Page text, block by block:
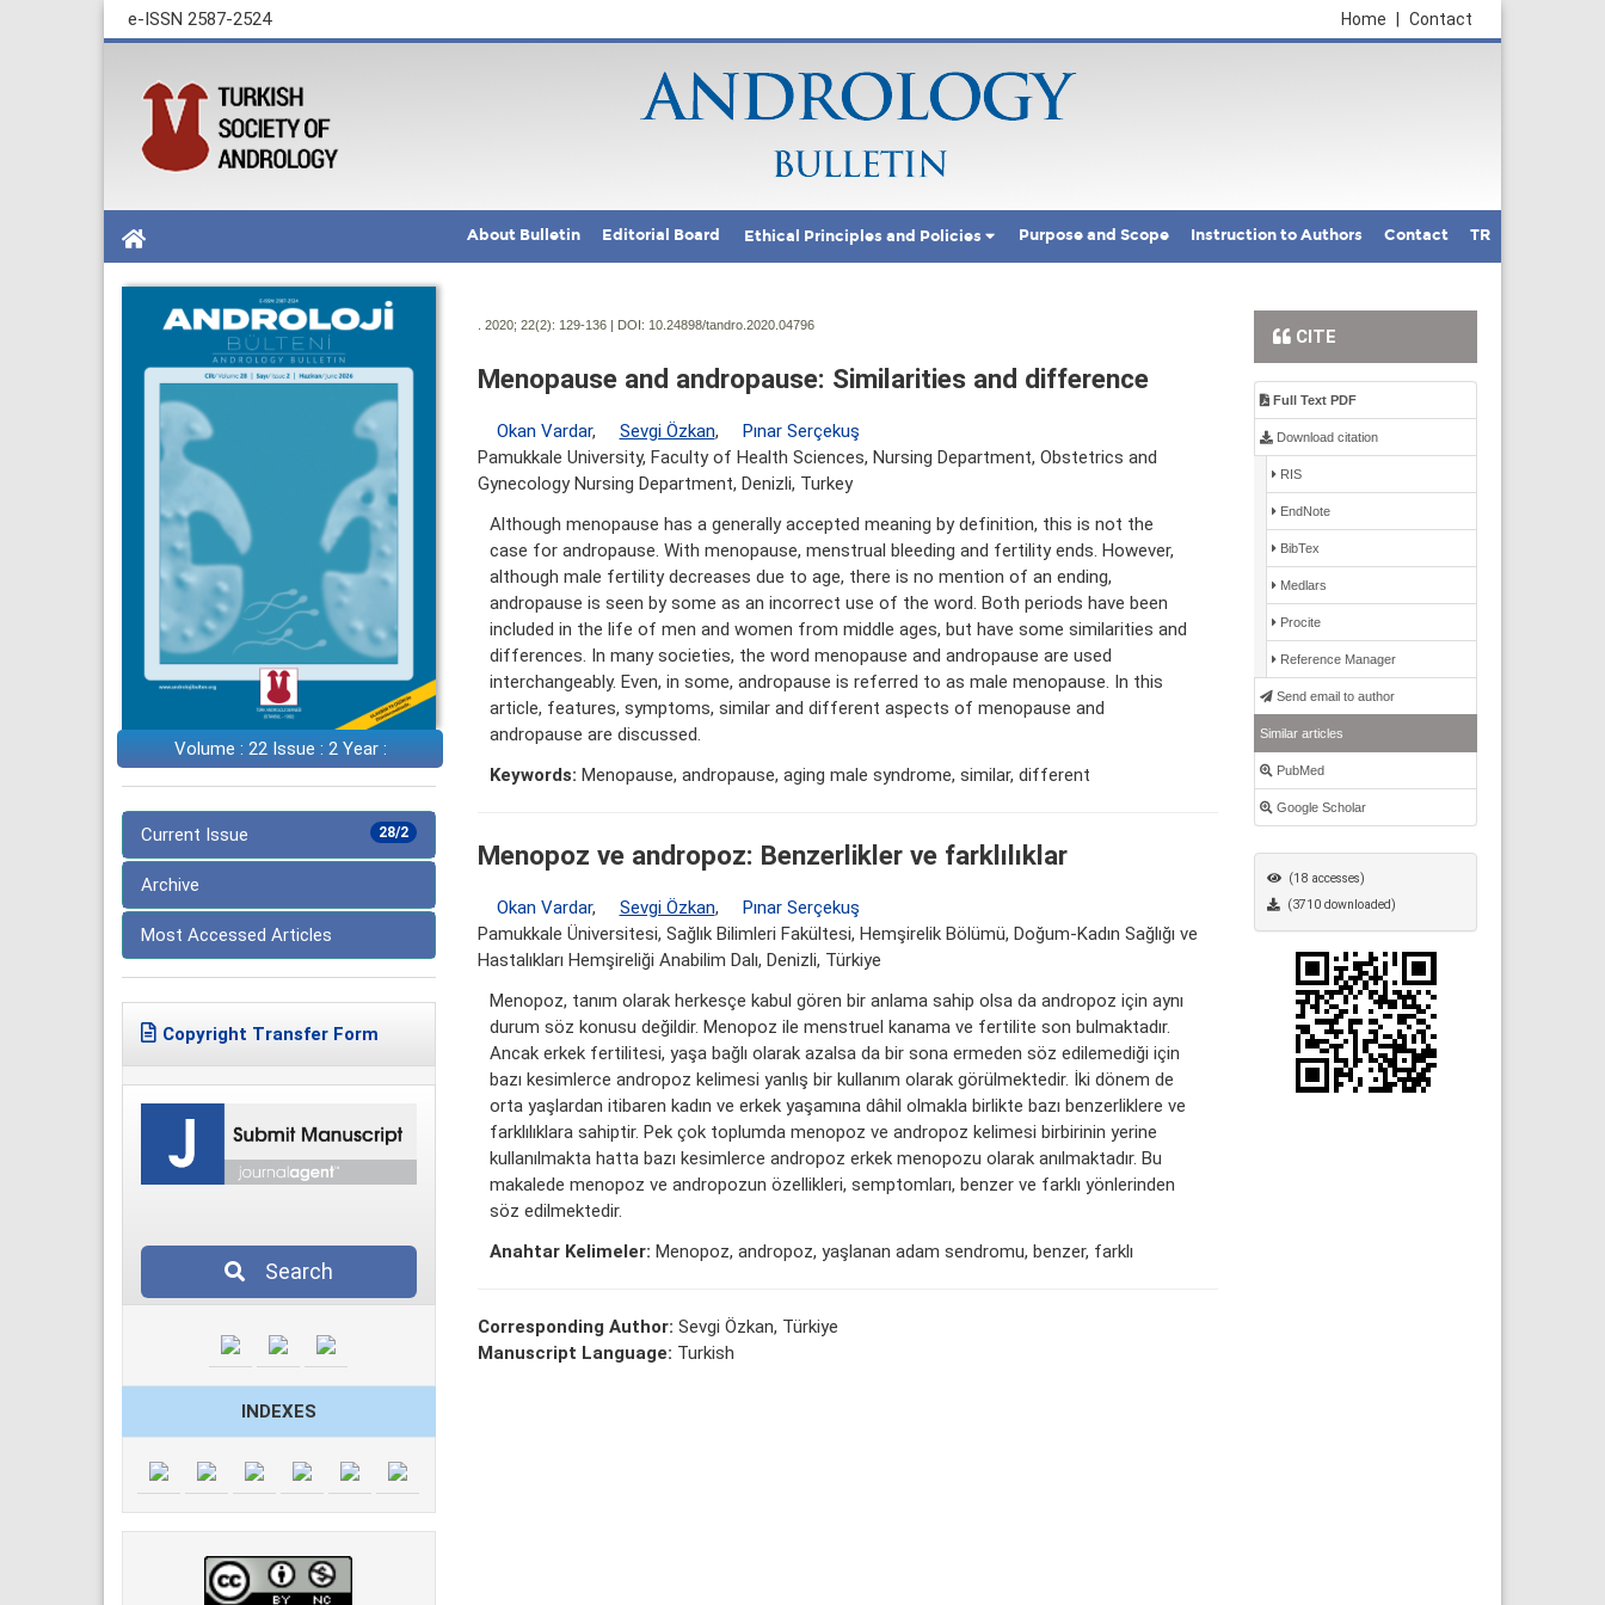
e-ISSN 2587-2524 Contact
Home
About Bulletin Editorial Board Ethical Principles and Policies Purpose and Scope Instruction to Authors Contact TR
Volume : 22 Issue : 2 Year :
28/2
Current Issue
Archive
Most Accessed Articles
Copyright Transfer Form
Search
INDEXES
. 2020; 22(2): 129-136 | DOI: 10.24898/tandro.2020.04796
Menopause and andropause: Similarities and difference
Okan Vardar, Sevgi Özkan,
Pınar Serçekuş
Pamukkale University, Faculty of Health Sciences, Nursing Department, Obstetrics and
Gynecology Nursing Department, Denizli, Turkey
Although menopause has a generally accepted meaning by definition, this is not the
case for andropause. With menopause, menstrual bleeding and fertility ends. However,
although male fertility decreases due to age, there is no mention of an ending,
andropause is seen by some as an incorrect use of the word. Both periods have been
included in the life of men and women from middle ages, but have some similarities and
differences. In many societies, the word menopause and andropause are used
interchangeably. Even, in some, andropause is referred to as male menopause. In this
article, features, symptoms, similar and different aspects of menopause and
andropause are discussed.
Keywords: Menopause, andropause, aging male syndrome, similar, different
Menopoz ve andropoz: Benzerlikler ve farklılıklar
Okan Vardar, Sevgi Özkan,
Pınar Serçekuş
Pamukkale Üniversitesi, Sağlık Bilimleri Fakültesi, Hemşirelik Bölümü, Doğum-Kadın Sağlığı ve
Hastalıkları Hemşireliği Anabilim Dalı, Denizli, Türkiye
Menopoz, tanım olarak herkesçe kabul gören bir anlama sahip olsa da andropoz için aynı
durum söz konusu değildir. Menopoz ile menstruel kanama ve fertilite son bulmaktadır.
Ancak erkek fertilitesi, yaşa bağlı olarak azalsa da bir sona ermeden söz edilemediği için
bazı kesimlerce andropoz kelimesi yanlış bir kullanım olarak görülmektedir. İki dönem de
orta yaşlardan itibaren kadın ve erkek yaşamına dâhil olmakla birlikte bazı benzerliklere ve
farklılıklara sahiptir. Pek çok toplumda menopoz ve andropoz kelimesi birbirinin yerine
kullanılmakta hatta bazı kesimlerce andropoz erkek menopozu olarak anılmaktadır. Bu
makalede menopoz ve andropozun özellikleri, semptomları, benzer ve farklı yönlerinden
söz edilmektedir.
Anahtar Kelimeler: Menopoz, andropoz, yaşlanan adam sendromu, benzer, farklı
Corresponding Author: Sevgi Özkan, Türkiye
Manuscript Language: Turkish
CITE
Full Text PDF
Download citation
RIS
EndNote
BibTex
Medlars
Procite
Reference Manager
Send email to author
Similar articles
PubMed
Google Scholar
(18 accesses)
(3710 downloaded)